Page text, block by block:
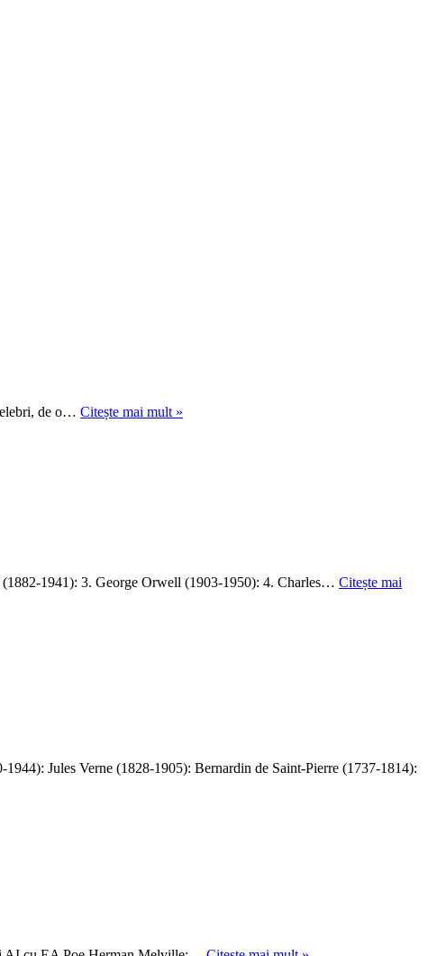
de o… Citește mai mult »
1941): 3. George Orwell (1903-1950): 4. Charles… Citește mai
Jules Verne (1828-1905): Bernardin de Saint-Pierre (1737-1814):